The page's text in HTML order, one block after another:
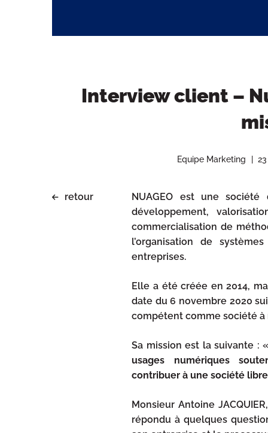
Interview client –
Equipe Marketing
retour
NUAGEO est une société
développement,
commercialisation de
l’organisation de
entreprises.
Elle a été créée en 2014,
date du 6 novembre 2020
compétent comme société à
Sa mission est la suivante :
usages numériques
contribuer à une société
Monsieur Antoine
répondu à quelques